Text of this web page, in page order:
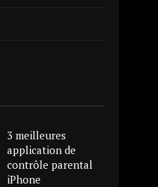
3 meilleures
application de
contrôle parental
iPhone